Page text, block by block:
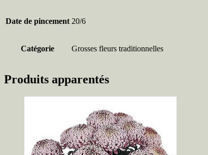
Date de pincement 20/6
Catégorie Grosses fleurs traditionnelles
Produits apparentés